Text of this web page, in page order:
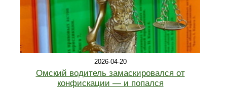
2026-04-20
Омский водитель замаскировался от
конфискации — и попался